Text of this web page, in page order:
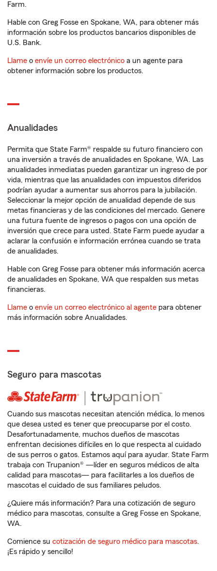
Farm.
Hable con Greg Fosse en Spokane, WA, para obtener más
información sobre los productos bancarios disponibles de
U.S. Bank.
Llame o envíe un correo electrónico a un agente para
obtener información sobre los productos.
Anualidades
Permita que State Farm® respalde su futuro financiero con
una inversión a través de anualidades en Spokane, WA. Las
anualidades inmediatas pueden garantizar un ingreso de por
vida, mientras que las anualidades con impuestos diferidos
podrían ayudar a aumentar sus ahorros para la jubilación.
Seleccionar la mejor opción de anualidad depende de sus
metas financieras y de las condiciones del mercado. Genere
una futura fuente de ingresos o pagos con una opción de
inversión que crece para usted. State Farm puede ayudar a
aclarar la confusión e información errónea cuando se trata
de anualidades.
Hable con Greg Fosse para obtener más información acerca
de anualidades en Spokane, WA que respalden sus metas
financieras.
Llame o envíe un correo electrónico al agente para obtener
más información sobre Anualidades.
Seguro para mascotas
Cuando sus mascotas necesitan atención médica, lo menos
que desea usted es tener que preocuparse por el costo.
Desafortunadamente, muchos dueños de mascotas
enfrentan decisiones difíciles en lo que respecta al cuidado
de sus perros o gatos. Estamos aquí para ayudar. State Farm
trabaja con Trupanion® —líder en seguros médicos de alta
calidad para mascotas— para facilitarles a los dueños de
mascotas el cuidado de sus familiares peludos.
¿Quiere más información? Para una cotización de seguro
médico para mascotas, consulte a Greg Fosse en Spokane,
WA.
Comience su cotización de seguro médico para mascotas.
¡Es rápido y sencillo!